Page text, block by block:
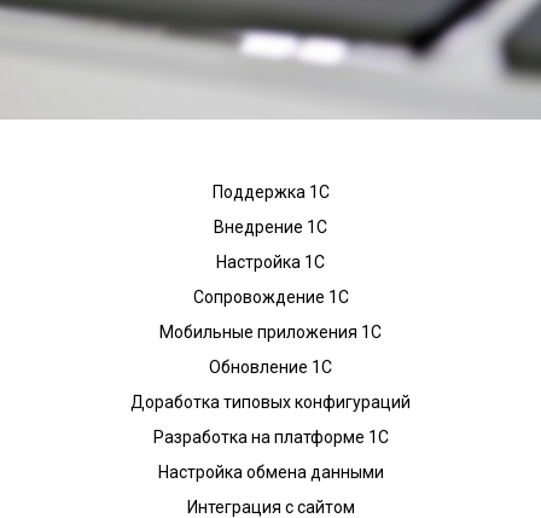
Поддержка 1С
Внедрение 1С
Настройка 1С
Сопровождение 1С
Мобильные приложения 1С
Обновление 1С
Доработка типовых конфигураций
Разработка на платформе 1С
Настройка обмена данными
Интеграция с сайтом